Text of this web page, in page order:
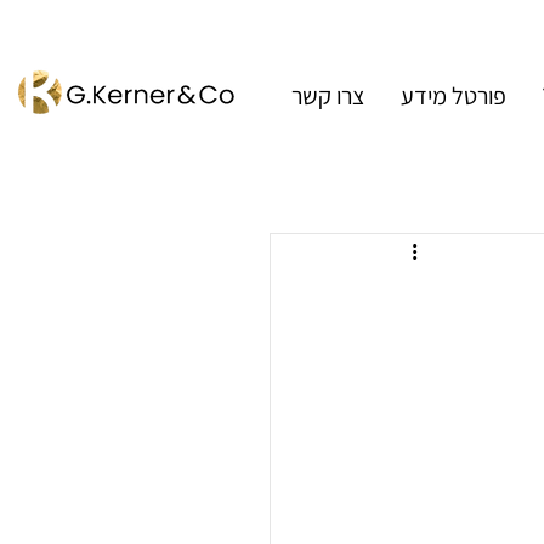
פורטל מידע צרו קשר